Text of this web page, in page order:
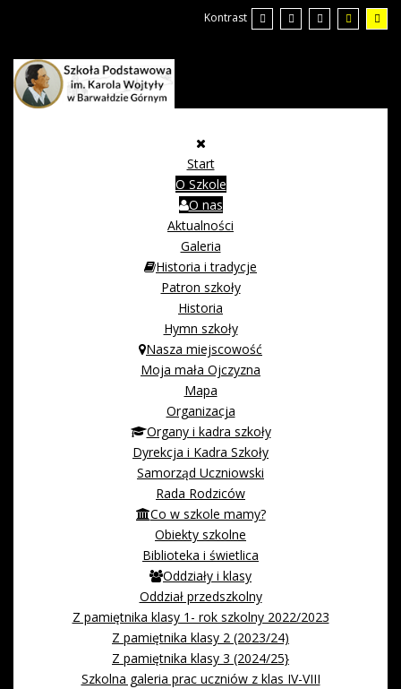
Kontrast
Start
O Szkole
O nas
Aktualności
Galeria
Historia i tradycje
Patron szkoły
Historia
Hymn szkoły
Nasza miejscowość
Moja mała Ojczyzna
Mapa
Organizacja
Organy i kadra szkoły
Dyrekcja i Kadra Szkoły
Samorząd Uczniowski
Rada Rodziców
Co w szkole mamy?
Obiekty szkolne
Biblioteka i świetlica
Oddziały i klasy
Oddział przedszkolny
Z pamiętnika klasy 1- rok szkolny 2022/2023
Z pamiętnika klasy 2 (2023/24)
Z pamiętnika klasy 3 (2024/25}
Szkolna galeria prac uczniów z klas IV-VIII